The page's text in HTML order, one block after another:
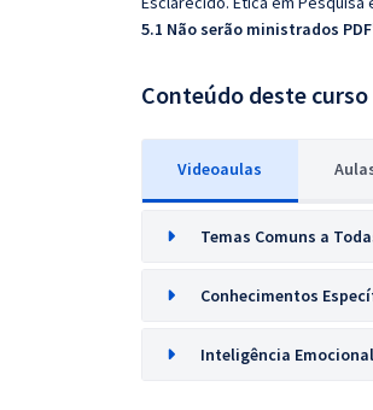
5.1 Não serão ministrados
Conteúdo deste curso
Videoaulas
Temas Comuns a
Conhecimentos
Inteligência Emocional